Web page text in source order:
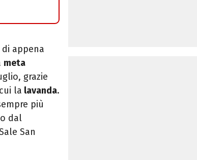
appena
meta
grazie
la lavanda.
più
dal
San